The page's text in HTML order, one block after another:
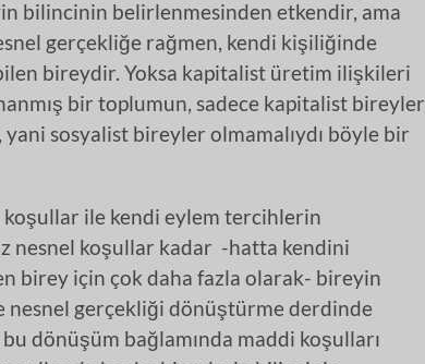
bilincinin belirlenmesinden etkendir, ama
gerçekliğe rağmen, kendi kişiliğinde
bireydir. Yoksa kapitalist üretim ilişkileri
bir toplumun, sadece kapitalist bireyler
sosyalist bireyler olmamalıydı böyle bir
ile kendi eylem tercihlerin
nesnel koşullar kadar -hatta kendini
birey için çok daha fazla olarak- bireyin
nesnel gerçekliği dönüştürme derdinde
dönüşüm bağlamında maddi koşulları